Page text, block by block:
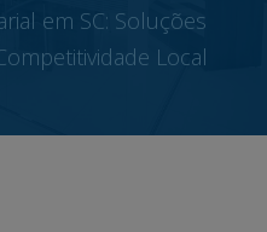
em SC: Soluções
Local